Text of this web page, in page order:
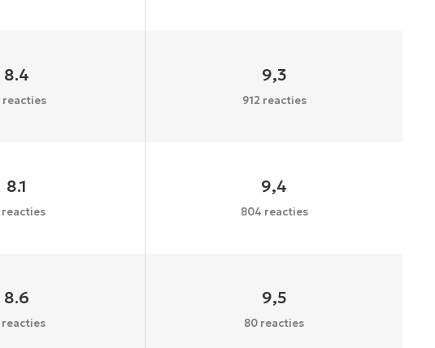
8.4
reacties
9,3
912 reacties
8.1
reacties
9,4
804 reacties
8.6
reacties
9,5
80 reacties